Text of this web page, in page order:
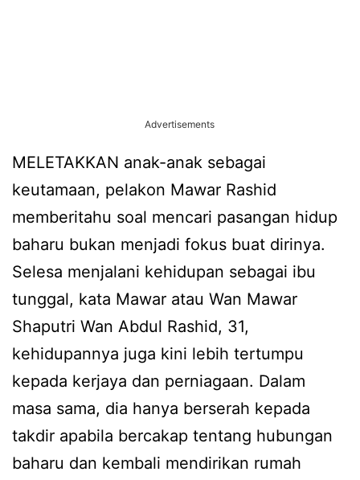
Advertisements
MELETAKKAN anak-anak sebagai
keutamaan, pelakon Mawar Rashid
memberitahu soal mencari pasangan hidup
baharu bukan menjadi fokus buat dirinya.
Selesa menjalani kehidupan sebagai ibu
tunggal, kata Mawar atau Wan Mawar
Shaputri Wan Abdul Rashid, 31,
kehidupannya juga kini lebih tertumpu
kepada kerjaya dan perniagaan. Dalam
masa sama, dia hanya berserah kepada
takdir apabila bercakap tentang hubungan
baharu dan kembali mendirikan rumah